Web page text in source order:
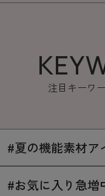
注目キーワ
#夏の機能素材ア
#お気に入り急増